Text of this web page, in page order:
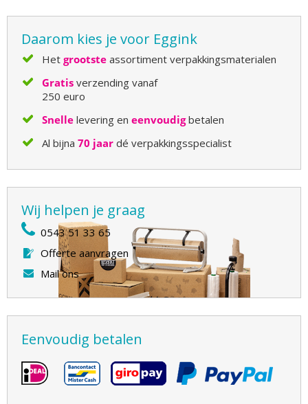
Daarom kies je voor Eggink
Het grootste assortiment verpakkingsmaterialen
Gratis verzending vanaf
250 euro
Snelle levering en eenvoudigbetalen
Al bijna 70 jaar dé verpakkingsspecialist
Wij helpen je graag
0543 51 33 65
Offerte aanvragen
Mail ons
Eenvoudig betalen